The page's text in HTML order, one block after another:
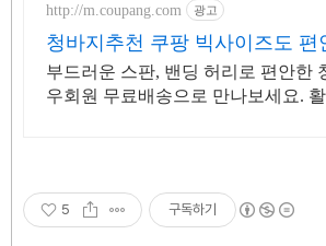
http://m.coupang.com 광고
청바지추천 쿠팡 빅사이즈도 편
부드러운 스판, 밴딩 허리로 편안한
우회원 무료배송으로 만나보세요.
5 구독하기